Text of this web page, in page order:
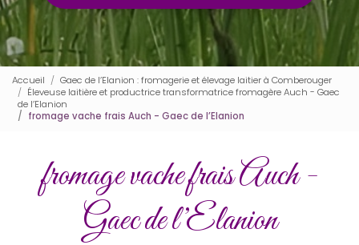
Accueil
Gaec de l’Elanion : fromagerie et élevage laitier à Comberouger
Éleveuse laitière et productrice transformatrice fromagère Auch - Gaec
de l’Elanion
fromage vache frais Auch - Gaec de l’Elanion
fromage vache frais Auch -
Gaec de l’Elanion